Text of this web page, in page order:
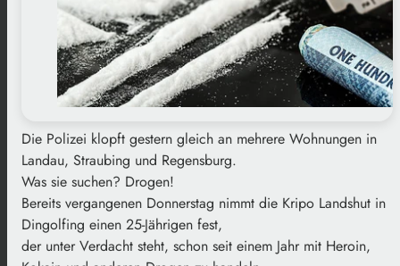
Die Polizei klopft gestern gleich an mehrere Wohnungen in
Landau, Straubing und Regensburg.
Was sie suchen? Drogen!
Bereits vergangenen Donnerstag nimmt die Kripo Landshut in
Dingolfing einen 25-Jährigen fest,
der unter Verdacht steht, schon seit einem Jahr mit Heroin,